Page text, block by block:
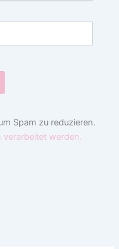
Spam zu reduzieren.
verarbeitet werden.